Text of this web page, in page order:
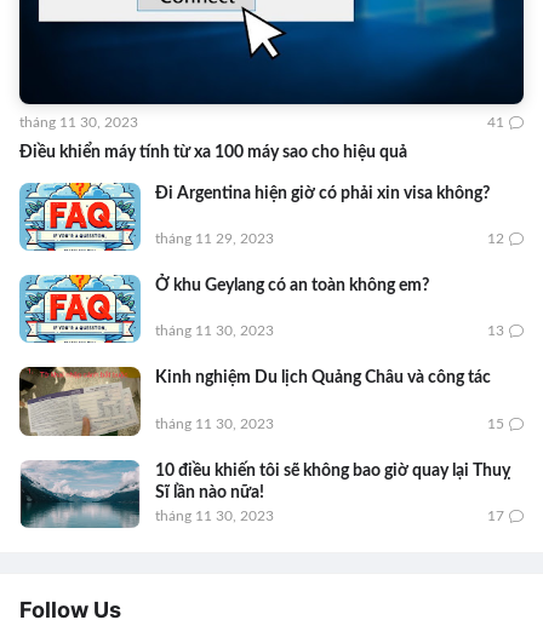
Điều khiển máy tính từ xa 100 máy sao cho hiệu quả
tháng 11 30, 2023 41
Đi Argentina hiện giờ có phải xin visa không?
tháng 11 29, 2023 12
Ở khu Geylang có an toàn không em?
tháng 11 30, 2023 13
Kinh nghiệm Du lịch Quảng Châu và công tác
tháng 11 30, 2023 15
10 điều khiến tôi sẽ không bao giờ quay lại Thuỵ
Sĩ lần nào nữa!
tháng 11 30, 2023 17
Follow Us